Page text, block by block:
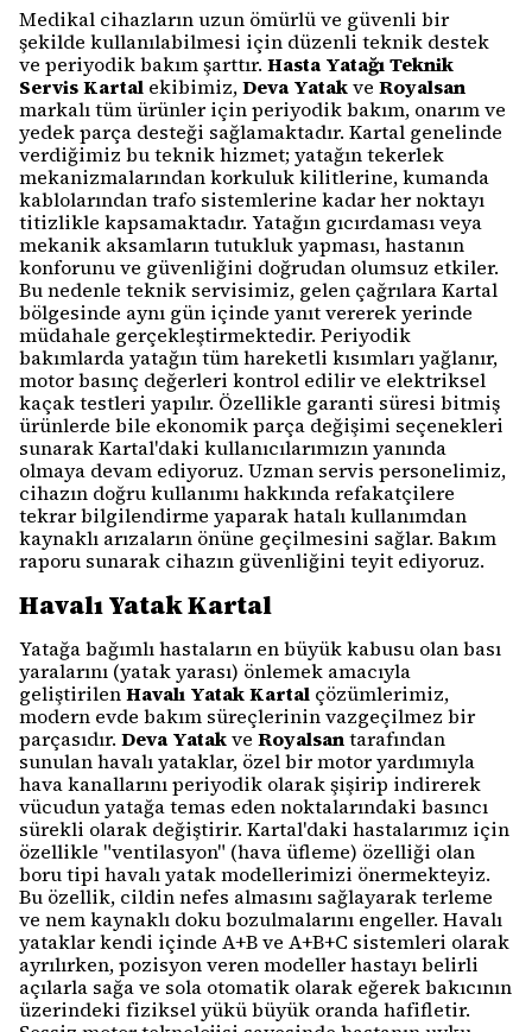
Medikal cihazların uzun ömürlü ve güvenli bir
şekilde kullanılabilmesi için düzenli teknik destek
ve periyodik bakım şarttır. Hasta Yatağı Teknik
Servis Kartal ekibimiz,Deva Yatakve Royalsan
markalı tüm ürünler için periyodik bakım, onarım ve
yedek parça desteği sağlamaktadır. Kartal genelinde
verdiğimiz bu teknik hizmet; yatağın tekerlek
mekanizmalarından korkuluk kilitlerine, kumanda
kablolarından trafo sistemlerine kadar her noktayı
titizlikle kapsamaktadır. Yatağın gıcırdaması veya
mekanik aksamların tutukluk yapması, hastanın
konforunu ve güvenliğini doğrudan olumsuz etkiler.
Bu nedenle teknik servisimiz, gelen çağrılara Kartal
bölgesinde aynı gün içinde yanıt vererek yerinde
müdahale gerçekleştirmektedir. Periyodik
bakımlarda yatağın tüm hareketli kısımları yağlanır,
motor basınç değerleri kontrol edilir ve elektriksel
kaçak testleri yapılır. Özellikle garanti süresi bitmiş
ürünlerde bile ekonomik parça değişimi seçenekleri
sunarak Kartal'daki kullanıcılarımızın yanında
olmaya devam ediyoruz. Uzman servis personelimiz,
cihazın doğru kullanımı hakkında refakatçilere
tekrar bilgilendirme yaparak hatalı kullanımdan
kaynaklı arızaların önüne geçilmesini sağlar. Bakım
raporu sunarak cihazın güvenliğini teyit ediyoruz.
Havalı Yatak Kartal
Yatağa bağımlı hastaların en büyük kabusu olan bası
yaralarını (yatak yarası) önlemek amacıyla
geliştirilenHavalı Yatak Kartal çözümlerimiz,
modern evde bakım süreçlerinin vazgeçilmez bir
parçasıdır. Deva Yatakve Royalsantarafından
sunulan havalı yataklar, özel bir motor yardımıyla
hava kanallarını periyodik olarak şişirip indirerek
vücudun yatağa temas eden noktalarındaki basıncı
sürekli olarak değiştirir. Kartal'daki hastalarımız için
özellikle "ventilasyon" (hava üfleme) özelliği olan
boru tipi havalı yatak modellerimizi önermekteyiz.
Bu özellik, cildin nefes almasını sağlayarak terleme
ve nem kaynaklı doku bozulmalarını engeller. Havalı
yataklar kendi içinde A+B ve A+B+C sistemleri olarak
ayrılırken, pozisyon veren modeller hastayı belirli
açılarla sağa ve sola otomatik olarak eğerek bakıcının
üzerindeki fiziksel yükü büyük oranda hafifletir.